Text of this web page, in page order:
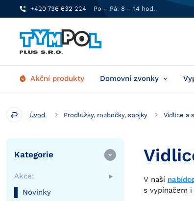
+420 736 632 224 Po – Pá: 8 – 14 hod.
Akční produkty Domovní zvonky
Úvod Prodlužky, rozbočky, spojky Vidlice a
Kategorie
Akce:
Novinky
V naší
s vypínačem